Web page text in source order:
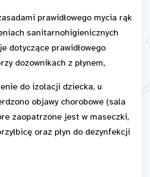
prawidłowego mycia rąk
sanitarnohigienicznych
dotyczące prawidłowego
dozownikach z płynem,
do izolacji dziecka, u
objawy chorobowe (sala
zaopatrzone jest w maseczki,
oraz płyn do dezynfekcji